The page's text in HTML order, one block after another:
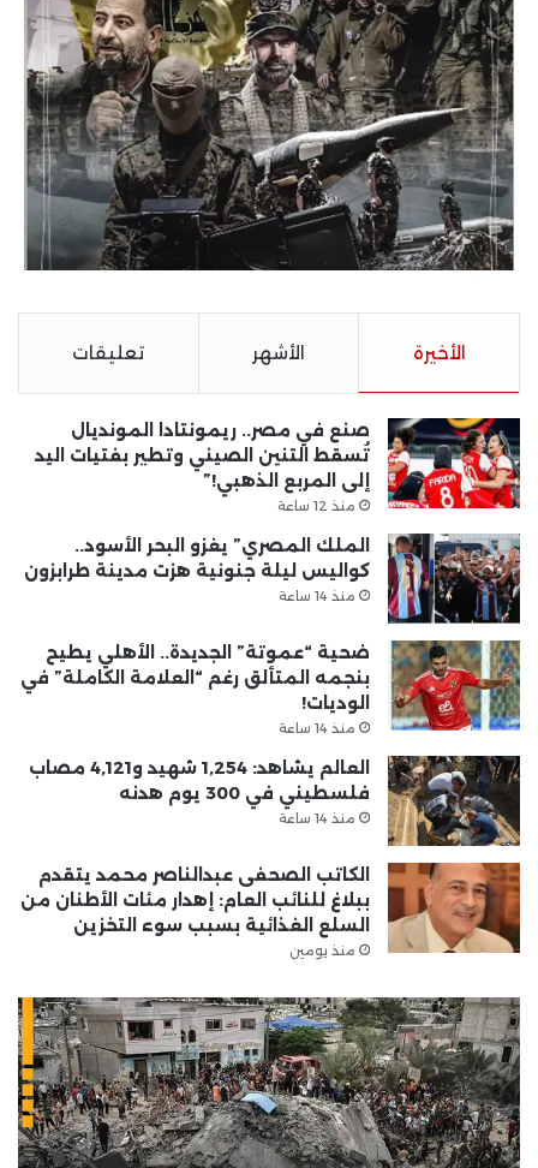
الأخيرة الأشهر تعليقات
صنع في مصر.. ريمونتادا المونديال
تُسقط التنين الصيني وتطير بفتيات اليد
إلى المربع الذهبي!”
منذ 12 ساعة
الملك المصري” يغزو البحر الأسود..
كواليس ليلة جنونية هزت مدينة طرابزون
منذ 14 ساعة
ضحية “عموتة” الجديدة.. الأهلي يطيح
بنجمه المتألق رغم “العلامة الكاملة” في
الوديات!
منذ 14 ساعة
العالم يشاهد: 1,254 شهيد و4,121 مصاب
فلسطيني في 300 يوم هدنه
منذ 14 ساعة
الكاتب الصحفى عبدالناصر محمد يتقدم
ببلاغ للنائب العام: إهدار مئات الأطنان من
السلع الغذائية بسبب سوء التخزين
منذ يومين